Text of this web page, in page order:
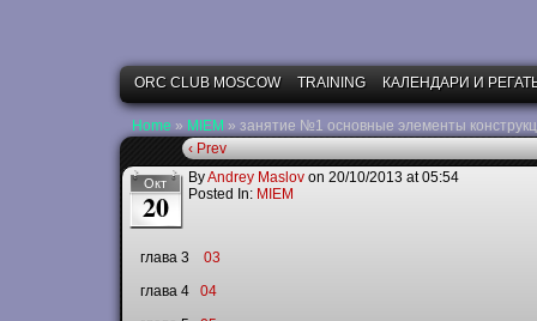
ORC CLUB MOSCOW TRAINING КАЛЕНДАРИ И
Home » MIEM » занятие №1 основные элементы
‹ Prev
Окт
20
ByAndrey Maslov on 20/10/2013 at05:54
Posted In: MIEM
глава 3 03
глава 4 04